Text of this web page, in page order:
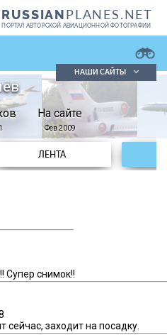
RUSSIANPLANES.NET
ПОРТАЛ АВТОРСКОЙ АВИАЦИОННОЙ ФОТОГРАФИИ
Подробно
НАШИ САЙТЫ
На сайте
Фев 2009
ЛЕНТА
Супер снимок!!
сейчас, заходит на посадку.